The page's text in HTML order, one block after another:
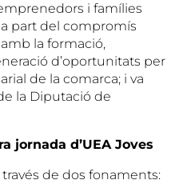
i famílies
part del compromís
la formació,
d’oportunitats per
de la comarca; i va
la Diputació de
jornada d’UEA Joves
de dos fonaments: